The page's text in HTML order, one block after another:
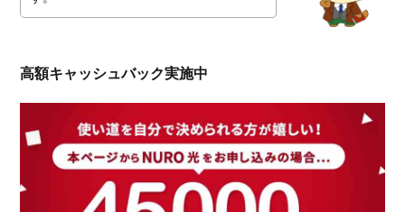
高額キャッシュバック実施中